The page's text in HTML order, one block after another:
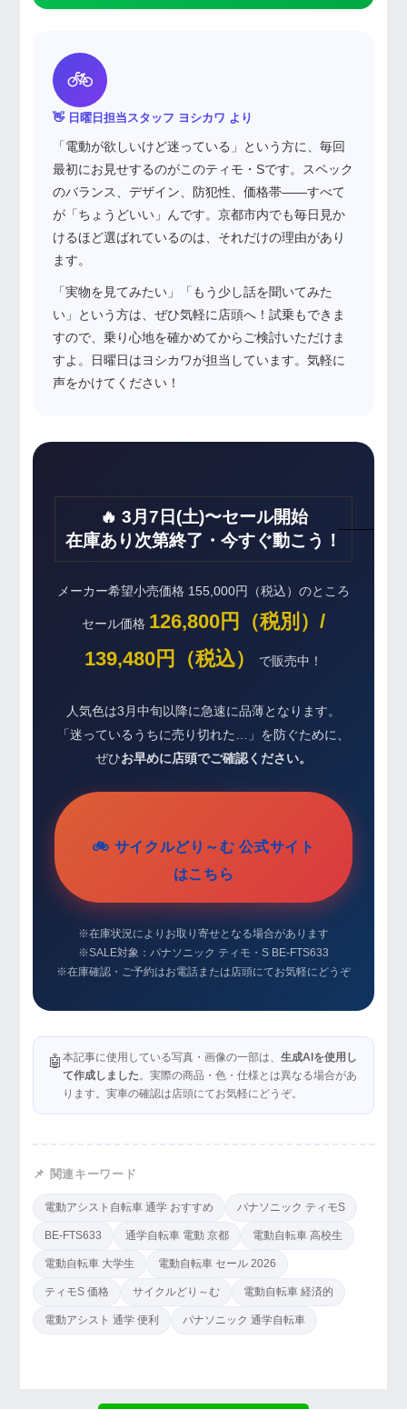
🚲
👋 日曜日担当スタッフ ヨシカワ より
「電動が欲しいけど迷っている」という方に、毎回
最初にお見せするのがこのティモ・Sです。スペック
のバランス、デザイン、防犯性、価格帯——すべて
が「ちょうどいい」んです。京都市内でも毎日見か
けるほど選ばれているのは、それだけの理由があり
ます。
「実物を見てみたい」「もう少し話を聞いてみた
い」という方は、ぜひ気軽に店頭へ！試乗もできま
すので、乗り心地を確かめてからご検討いただけま
すよ。日曜日はヨシカワが担当しています。気軽に
声をかけてください！
🔥 3月7日(土)〜セール開始
在庫あり次第終了・今すぐ動こう！
メーカー希望小売価格 155,000円（税込）のところ
セール価格 126,800円（税別）/
139,480円（税込）
で販売中！
人気色は3月中旬以降に急速に品薄となります。
「迷っているうちに売り切れた…」を防ぐために、
ぜひお早めに店頭でご確認ください。
🚲 サイクルどり～む 公式サイト
はこちら
※在庫状況によりお取り寄せとなる場合があります
※SALE対象：パナソニック ティモ・S BE-FTS633
※在庫確認・ご予約はお電話または店頭にてお気軽にどうぞ
🤖本記事に使用している写真・画像の一部は、生成AIを使用し
て作成しました。実際の商品・色・仕様とは異なる場合があ
ります。実車の確認は店頭にてお気軽にどうぞ。
📌 関連キーワード
電動アシスト自転車 通学 おすすめ パナソニック ティモS
BE-FTS633 通学自転車 電動 京都 電動自転車 高校生
電動自転車 大学生 電動自転車 セール 2026
ティモS 価格 サイクルどり～む 電動自転車 経済的
電動アシスト 通学 便利 パナソニック 通学自転車